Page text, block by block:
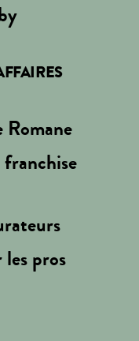
Romane
pros